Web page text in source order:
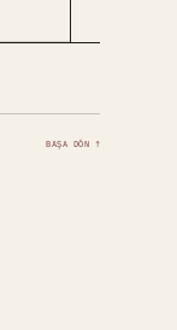
BAŞA DÖN ↑